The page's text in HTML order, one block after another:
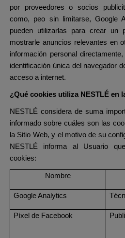
por proveedores o socios
como, peo sin limitarse, Google
pueden utilizarlas para crear un
mostrarle anuncios relevantes en
información personal
identificación única del navegador
acceso a internet.
¿Qué cookies utiliza NESTLÉ en
NESTLÉ considera de suma
informado sobre cuáles son las
la Sitio Web, y el motivo de su
NESTLÉ informa al Usuario
cookies:
Nombre
Google Analytics
Píxel de Facebook